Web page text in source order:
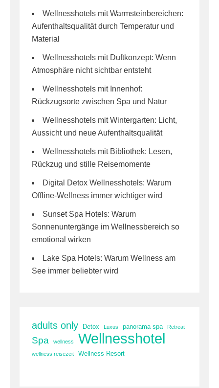
Wellnesshotels mit Warmsteinbereichen:
Aufenthaltsqualität durch Temperatur und
Material
Wellnesshotels mit Duftkonzept: Wenn
Atmosphäre nicht sichtbar entsteht
Wellnesshotels mit Innenhof:
Rückzugsorte zwischen Spa und Natur
Wellnesshotels mit Wintergarten: Licht,
Aussicht und neue Aufenthaltsqualität
Wellnesshotels mit Bibliothek: Lesen,
Rückzug und stille Reisemomente
Digital Detox Wellnesshotels: Warum
Offline-Wellness immer wichtiger wird
Sunset Spa Hotels: Warum
Sonnenuntergänge im Wellnessbereich so
emotional wirken
Lake Spa Hotels: Warum Wellness am
See immer beliebter wird
adults only Detox Luxus panorama spa Retreat
Spa wellness Wellnesshotel
wellness reisezeit Wellness Resort